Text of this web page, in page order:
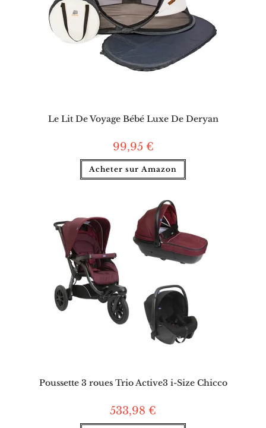
Le Lit De Voyage Bébé Luxe De Deryan
99,95 €
Acheter sur Amazon
Poussette 3 roues Trio Active3 i-Size Chicco
533,98 €